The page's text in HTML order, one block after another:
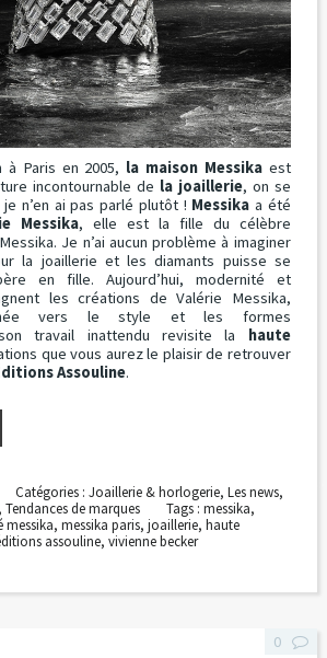
à Paris en 2005, la maison Messikaest
incontournable de la joaillerie, on se
n’en ai pas parlé plutôt ! Messika a été
Messika, elle est la fille du célèbre
Je n’ai aucun problème à imaginer
la joaillerie et les diamants puisse se
en fille. Aujourd’hui, modernité et
les créations de Valérie Messika,
vers le style et les formes
travail inattendu revisite la haute
que vous aurez le plaisir de retrouver
Assouline.
Catégories : Joaillerie & horlogerie, Les news,
Tendances de marques Tags :messika,
messika, messika paris, joaillerie, haute
assouline, vivienne becker
0